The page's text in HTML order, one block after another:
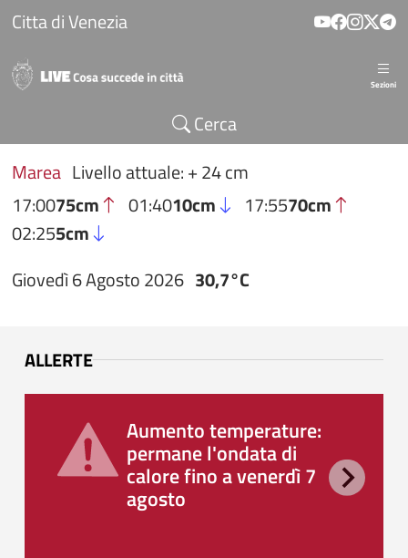
Salta al contenuto principale
Citta di Venezia
Sezioni
Cerca
Marea Livello attuale: + 24 cm
17:0075cm 01:4010cm 17:5570cm
02:255cm
Giovedì 6 Agosto 2026 30,7°C
ALLERTE
Aumento temperature:
permane l'ondata di
calore fino a venerdì 7
agosto